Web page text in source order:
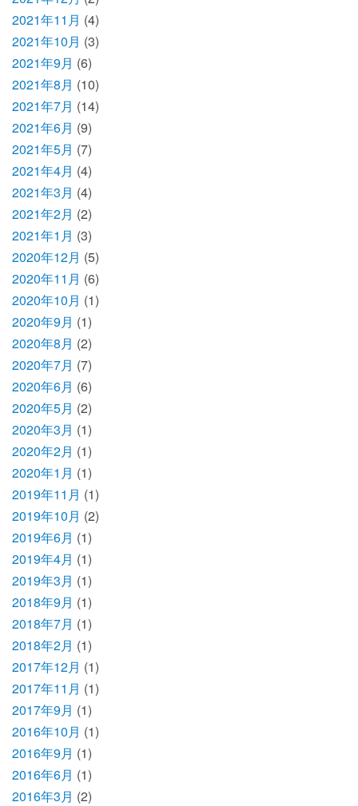
2021年11月 (4)
2021年10月 (3)
2021年9月 (6)
2021年8月 (10)
2021年7月 (14)
2021年6月 (9)
2021年5月 (7)
2021年4月 (4)
2021年3月 (4)
2021年2月 (2)
2021年1月 (3)
2020年12月 (5)
2020年11月 (6)
2020年10月 (1)
2020年9月 (1)
2020年8月 (2)
2020年7月 (7)
2020年6月 (6)
2020年5月 (2)
2020年3月 (1)
2020年2月 (1)
2020年1月 (1)
2019年11月 (1)
2019年10月 (2)
2019年6月 (1)
2019年4月 (1)
2019年3月 (1)
2018年9月 (1)
2018年7月 (1)
2018年2月 (1)
2017年12月 (1)
2017年11月 (1)
2017年9月 (1)
2016年10月 (1)
2016年9月 (1)
2016年6月 (1)
2016年3月 (2)